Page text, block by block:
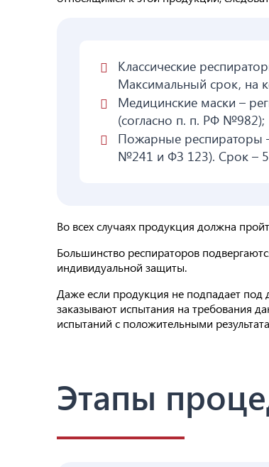
Классические
Максимальный срок, на
Медицинские маски –
(согласно п. п. РФ №982);
Пожарные респираторы
№241 и ФЗ 123). Срок – 5
Во всех случаях продукция должна
Большинство респираторов
индивидуальной защиты.
Даже если продукция не подпадает под
заказывают испытания на требования
испытаний с положительными
Этапы